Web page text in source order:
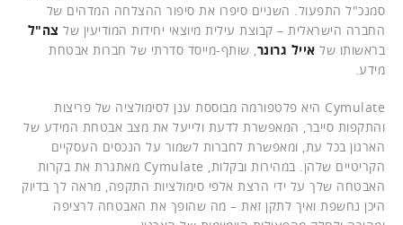
סמנכ"ל התפעול. השניים סיפרו את סיפור ההצלחה המדהים של
החברה הישראלית – קבוצת עילית מיוצאי יחידות המודיעין של צה"ל
בראשותו של אייל גרונר , שותף-מייסד סדרתי של חברות אבטחת
מידע.
Cymulate היא פלטפורמה מבוססת ענן לסימולציה של פריצות
והתקפות סייבר, המאפשרת לדעת ולייעל את מצב אבטחת המידע של
הארגון בכל עת, ומאפשרת לחברות לשמור על הנכסים העסקיים
הקריטיים שלהן. במהירות ובקלות, Cymulate מאתגרת את בקרות
האבטחה שלך על ידי הרצת אלפי סימולציות התקפה, מראה לך בדיוק
היכן נחשפת ואיך לתקן זאת – מה שהופך את האבטחה לרציפה